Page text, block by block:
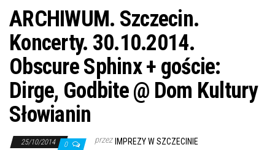
ARCHIWUM. Szczecin.
Koncerty. 30.10.2014.
Obscure Sphinx + goście:
Dirge, Godbite @ Dom Kultury
Słowianin
25/10/2014 0 przez IMPREZY W SZCZECINIE